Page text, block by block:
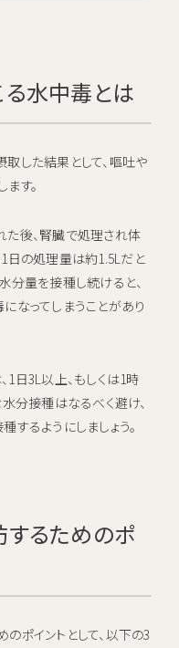
水中毒とは
した結果として、嘔吐や
す。
後、腎臓で処理され体
日の処理量は約1.5Lだと
分量を接種し続けると、
なってしまうことがあり
日3L以上、もしくは1時
分接種はなるべく避け、
するようにしましょう。
るためのポ
ポイントとして、以下の3